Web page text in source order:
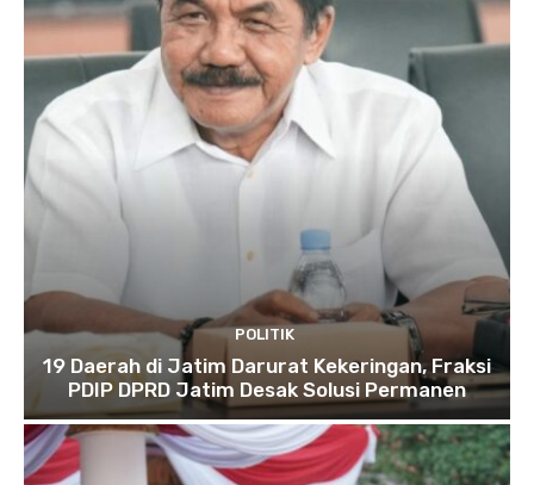
POLITIK
19 Daerah di Jatim Darurat Kekeringan, Fraksi
PDIP DPRD Jatim Desak Solusi Permanen